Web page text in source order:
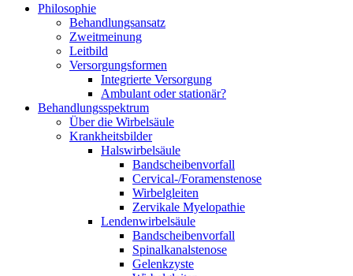
Philosophie
Behandlungsansatz
Zweitmeinung
Leitbild
Versorgungsformen
Integrierte Versorgung
Ambulant oder stationär?
Behandlungsspektrum
Über die Wirbelsäule
Krankheitsbilder
Halswirbelsäule
Bandscheibenvorfall
Cervical-/Foramenstenose
Wirbelgleiten
Zervikale Myelopathie
Lendenwirbelsäule
Bandscheibenvorfall
Spinalkanalstenose
Gelenkzyste